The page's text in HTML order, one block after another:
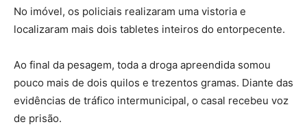
No imóvel, os policiais realizaram uma vistoria e
localizaram mais dois tabletes inteiros do entorpecente.
Ao final da pesagem, toda a droga apreendida somou
pouco mais de dois quilos e trezentos gramas. Diante das
evidências de tráfico intermunicipal, o casal recebeu voz
de prisão.